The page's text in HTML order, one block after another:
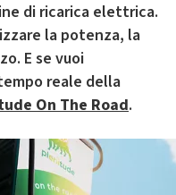
di ricarica elettrica.
la potenza, la
E se vuoi
reale della
On The Road.